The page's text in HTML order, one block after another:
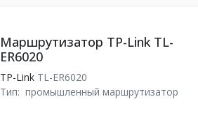
Маршрутизатор TP-Link TL-
ER6020
TP-LinkTL-ER6020
Тип: промышленный маршрутизатор